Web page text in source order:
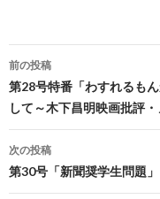
投
稿
ナ
ビ
前の投稿
第28号特番「わすれるも
して～木下昌明映画批評
次の投稿
第30号「新聞奨学生問題